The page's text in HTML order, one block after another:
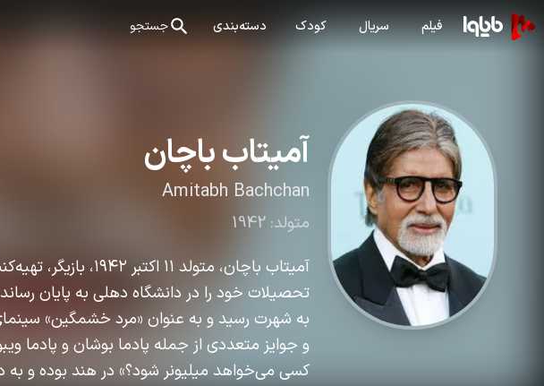
فیلم سریال کودک دسته‌بندی جستجو
آمیتاب باچان
Amitabh Bachchan
متولد: 1942
آمیتاب باچان، متولد
تحصیلات خود را در دانشگاه دهلی به پایان
و جوایز متعددی از جمله پادما بوشان و پادما
کسی می‌خواهد میلیونر شود؟» در هند بوده و به